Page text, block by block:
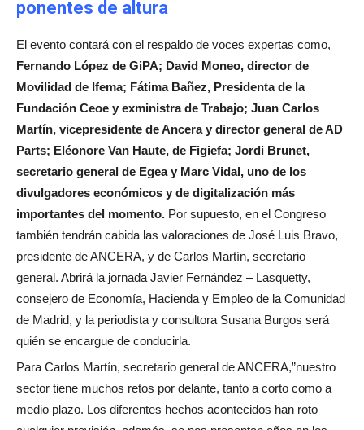
ponentes de altura
El evento contará con el respaldo de voces expertas como,
Fernando López de GiPA; David Moneo, director de
Movilidad de Ifema; Fátima Bañez, Presidenta de la
Fundación Ceoe y exministra de Trabajo; Juan Carlos
Martín, vicepresidente de Ancera y director general de AD
Parts; Eléonore Van Haute, de Figiefa; Jordi Brunet,
secretario general de Egea y Marc Vidal, uno de los
divulgadores económicos y de digitalización más
importantes del momento. Por supuesto, en el Congreso
también tendrán cabida las valoraciones de José Luis Bravo,
presidente de ANCERA, y de Carlos Martín, secretario
general. Abrirá la jornada Javier Fernández – Lasquetty,
consejero de Economía, Hacienda y Empleo de la Comunidad
de Madrid, y la periodista y consultora Susana Burgos será
quién se encargue de conducirla.
Para Carlos Martín, secretario general de ANCERA,”nuestro
sector tiene muchos retos por delante, tanto a corto como a
medio plazo. Los diferentes hechos acontecidos han roto